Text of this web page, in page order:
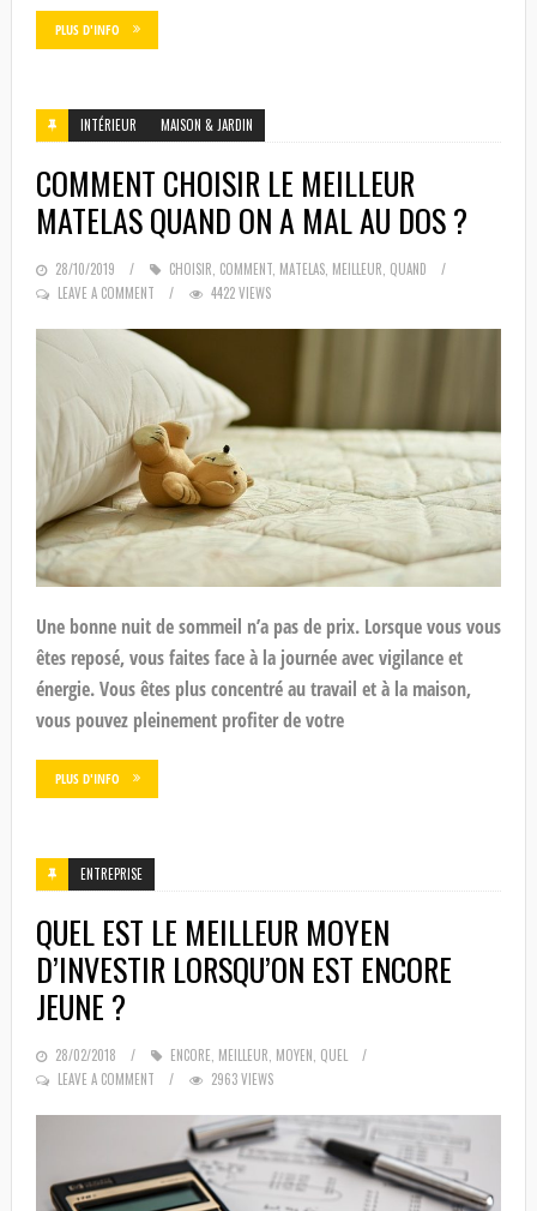
PLUS D'INFO
INTÉRIEUR MAISON & JARDIN
COMMENT CHOISIR LE MEILLEUR
MATELAS QUAND ON A MAL AU DOS ?
POSTED
ON
28/10/2019 CHOISIR COMMENT, MATELAS, MEILLEUR QUAND
LEAVE A COMMENT
4422 VIEWS
Une bonne nuit de sommeil n’a pas de prix. Lorsque vous vous
êtes reposé, vous faites face à la journée avec vigilance et
énergie. Vous êtes plus concentré au travail et à la maison,
vous pouvez pleinement profiter de votre
PLUS D'INFO
ENTREPRISE
QUEL EST LE MEILLEUR MOYEN
D’INVESTIR LORSQU’ON EST ENCORE
JEUNE ?
POSTED
ON
28/02/2018 ENCORE MEILLEUR MOYEN QUEL
LEAVE A COMMENT
2963 VIEWS